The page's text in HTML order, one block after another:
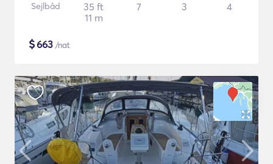
Sejlbåd
35 ft
11 m
7 3 4
$663 /nat